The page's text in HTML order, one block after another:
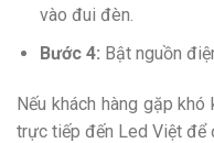
vào đui đèn.
Bước 4: Bật nguồn
Nếu khách hàng gặp
trực tiếp đến Led Việt để